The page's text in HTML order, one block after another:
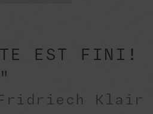
EST FINI!
Klair